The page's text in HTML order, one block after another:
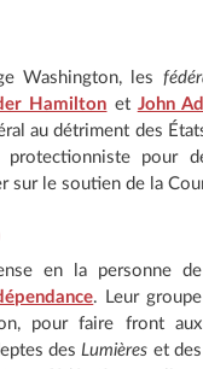
Washington, les
Hamilton et John
au détriment des
pour
sur le soutien de la
en la personne de
. Leur groupe
pour faire front aux
des Lumières et des